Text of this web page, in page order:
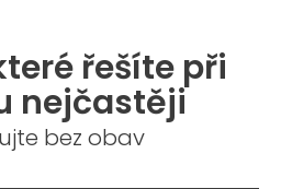
řešíte při
nejčastěji
bez obav